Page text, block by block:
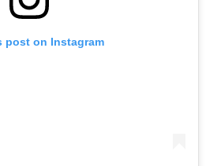
post on Instagram